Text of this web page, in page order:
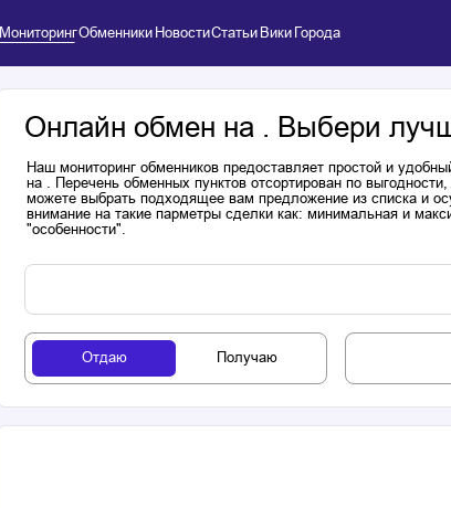
МониторингОбменники НовостиСтатьи Вики Города
Онлайн обмен на . Выбери
Наш мониторинг обменников предоставляет простой и
на . Перечень обменных пунктов отсортирован по
можете выбрать подходящее вам предложение из списка и
внимание на такие парметры сделки как: минимальная и
"особенности".
Отдаю Получаю